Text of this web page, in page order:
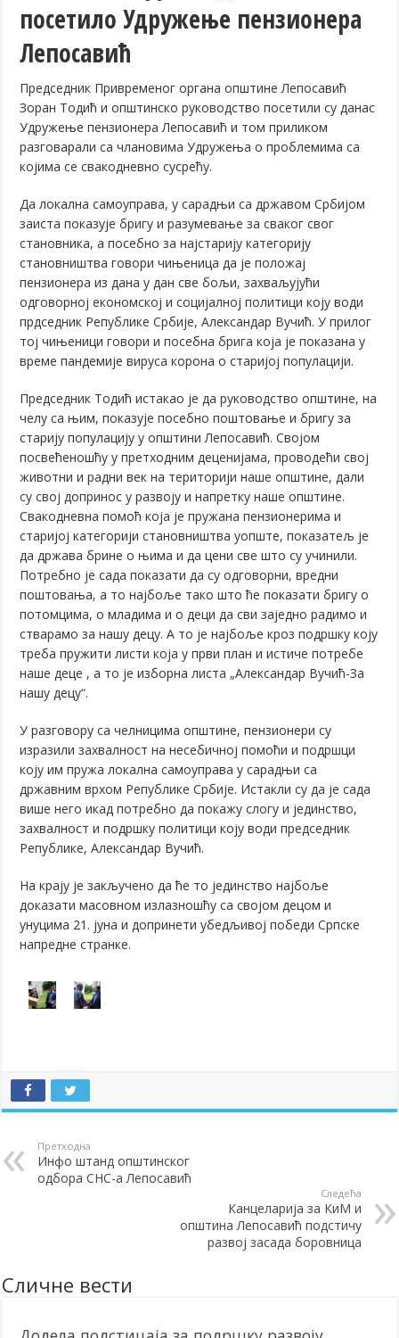
посетило Удружење пензионера
Лепосавић
Председник Привременог органа општине Лепосавић
Зоран Тодић и општинско руководство посетили су данас
Удружење пензионера Лепосавић и том приликом
разговарали са члановима Удружења о проблемима са
којима се свакодневно сусрећу.
Да локална самоуправа, у сарадњи са државом Србијом
заиста показује бригу и разумевање за сваког свог
становника, а посебно за најстарију категорију
становништва говори чињеница да је положај
пензионера из дана у дан све бољи, захваљујући
одговорној економској и социјалној политици коју води
прдседник Републике Србије, Александар Вучић. У прилог
тој чињеници говори и посебна брига која је показана у
време пандемије вируса корона о старијој популацији.
Председник Тодић истакао је да руководство општине, на
челу са њим, показује посебно поштовање и бригу за
старију популацију у општини Лепосавић. Својом
посвећеношћу у претходним деценијама, проводећи свој
животни и радни век на територији наше општине, дали
су свој допринос у развоју и напретку наше општине.
Свакодневна помоћ која је пружана пензионерима и
старијој категорији становништва уопште, показатељ је
да држава брине о њима и да цени све што су учинили.
Потребно је сада показати да су одговорни, вредни
поштовања, а то најбоље тако што ће показати бригу о
потомцима, о младима и о деци да сви заједно радимо и
стварамо за нашу децу. А то је најбоље кроз подршку коју
треба пружити листи која у први план и истиче потребе
наше деце , а то је изборна листа „Александар Вучић-За
нашу децу“.
У разговору са челницима општине, пензионери су
изразили захвалност на несебичној помоћи и подршци
коју им пружа локална самоуправа у сарадњи са
државним врхом Републике Србије. Истакли су да је сада
више него икад потребно да покажу слогу и јединство,
захвалност и подршку политици коју води председник
Републике, Александар Вучић.
На крају је закључено да ће то јединство најбоље
доказати масовном излазношћу са својом децoм и
унуцима 21. јуна и допринети убедљивој победи Српске
напредне странке.
Претходна
Инфо штанд општинског
одбора СНС-а Лепосавић
Следећа
Канцеларија за КиМ и
општина Лепосавић подстичу
развој засада боровницa
Сличне вести